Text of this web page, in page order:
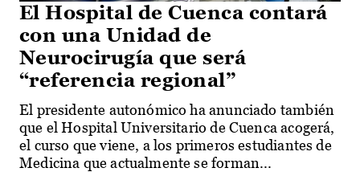
El Hospital de Cuenca contará
con una Unidad de
Neurocirugía que será
“referencia regional”
El presidente autonómico ha anunciado también
que el Hospital Universitario de Cuenca acogerá,
el curso que viene, a los primeros estudiantes de
Medicina que actualmente se forman...